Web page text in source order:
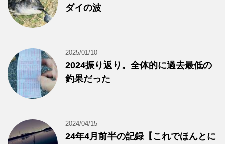
ダイの波
2025/01/10
2024振り返り。全体的に過去最低の
釣果だった
2024/04/15
24年4月前半の記録【これでほんとに